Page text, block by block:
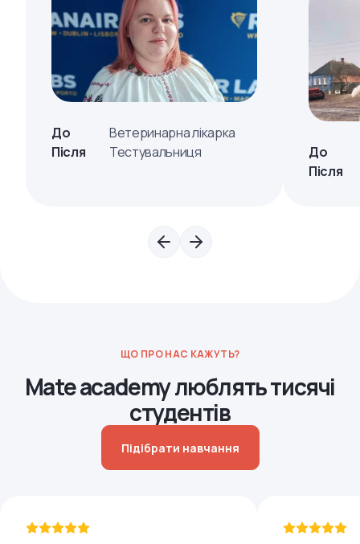
До
Ветеринарна лікарка
Після
Тестувальниця
До
Після
ЩО ПРО НАС КАЖУТЬ?
Mate academy люблять тисячі
студентів
Підібрати навчання